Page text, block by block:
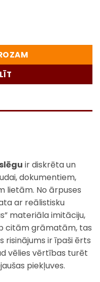
18 x 11,5 cm –
ir diskrēta un
dokumentiem,
lietām. No ārpuses
ar reālistisku
materiāla imitāciju,
citām grāmatām, tas
risinājums ir īpaši ērts
vēlies vērtības turēt
piekļuves.